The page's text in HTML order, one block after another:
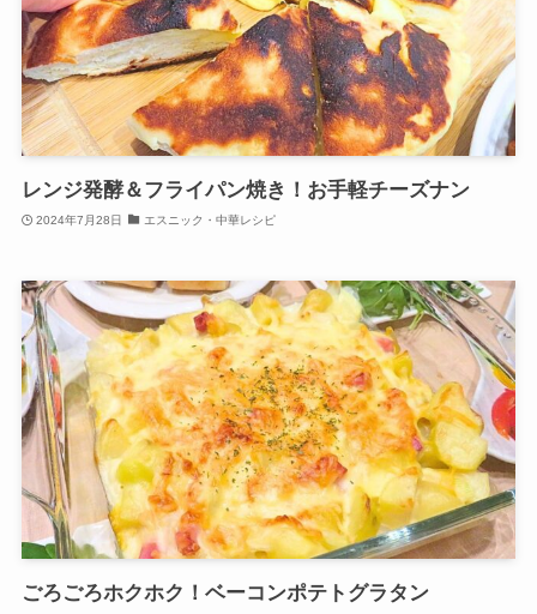
レンジ発酵＆フライパン焼き！お手軽チーズナン
2024年7月28日 エスニック・中華レシピ
ごろごろホクホク！ベーコンポテトグラタン